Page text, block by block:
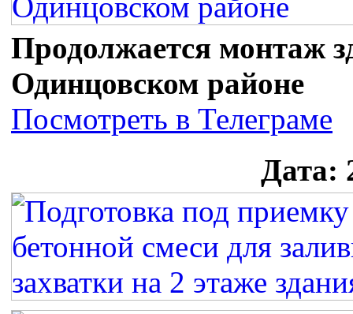
Продолжается монтаж
Одинцовском районе
Посмотреть в Телеграме
Дата: